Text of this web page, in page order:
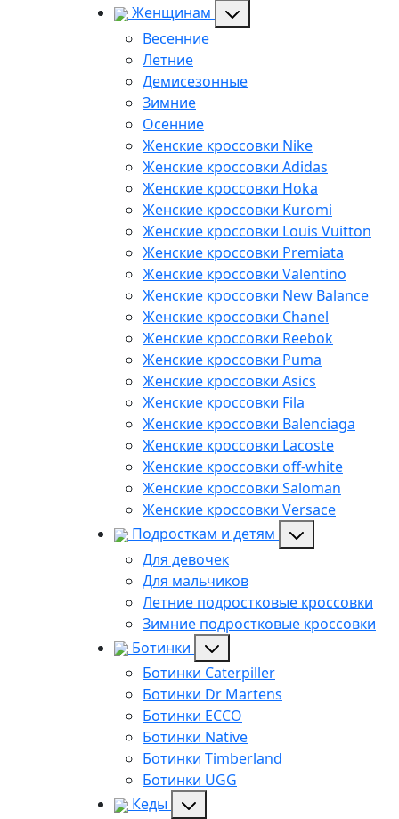
Женщинам
Весенние
Летние
Демисезонные
Зимние
Осенние
Женские кроссовки Nike
Женские кроссовки Adidas
Женские кроссовки Hoka
Женские кроссовки Kuromi
Женские кроссовки Louis Vuitton
Женские кроссовки Premiata
Женские кроссовки Valentino
Женские кроссовки New Balance
Женские кроссовки Chanel
Женские кроссовки Reebok
Женские кроссовки Puma
Женские кроссовки Asics
Женские кроссовки Fila
Женские кроссовки Balenciaga
Женские кроссовки Lacoste
Женские кроссовки off-white
Женские кроссовки Saloman
Женские кроссовки Versace
Подросткам и детям
Для девочек
Для мальчиков
Летние подростковые кроссовки
Зимние подростковые кроссовки
Ботинки
Ботинки Caterpiller
Ботинки Dr Martens
Ботинки ECCO
Ботинки Native
Ботинки Timberland
Ботинки UGG
Кеды